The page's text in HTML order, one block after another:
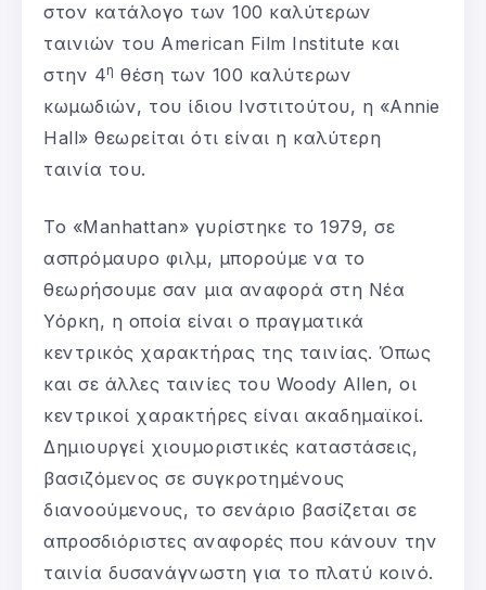
στον κατάλογο των 100 καλύτερων
ταινιών του American Film Institute και
στην 4η θέση των 100 καλύτερων
κωμωδιών, του ίδιου Ινστιτούτου, η «Annie
Hall» θεωρείται ότι είναι η καλύτερη
ταινία του.
Το «Manhattan» γυρίστηκε το 1979, σε
ασπρόμαυρο φιλμ, μπορούμε να το
θεωρήσουμε σαν μια αναφορά στη Νέα
Υόρκη, η οποία είναι ο πραγματικά
κεντρικός χαρακτήρας της ταινίας. Όπως
και σε άλλες ταινίες του Woody Allen, οι
κεντρικοί χαρακτήρες είναι ακαδημαϊκοί.
Δημιουργεί χιουμοριστικές καταστάσεις,
βασιζόμενος σε συγκροτημένους
διανοούμενους, το σενάριο βασίζεται σε
απροσδιόριστες αναφορές που κάνουν την
ταινία δυσανάγνωστη για το πλατύ κοινό.